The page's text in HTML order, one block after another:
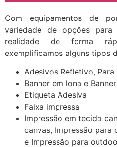
Com equipamentos de
variedade de opções
realidade de forma
exemplificamos alguns tipos
Adesivos Refletivo,
Banner em lona e
Etiqueta Adesiva
Faixa impressa
Impressão em tecido
canvas, Impressão para
e Impressão para